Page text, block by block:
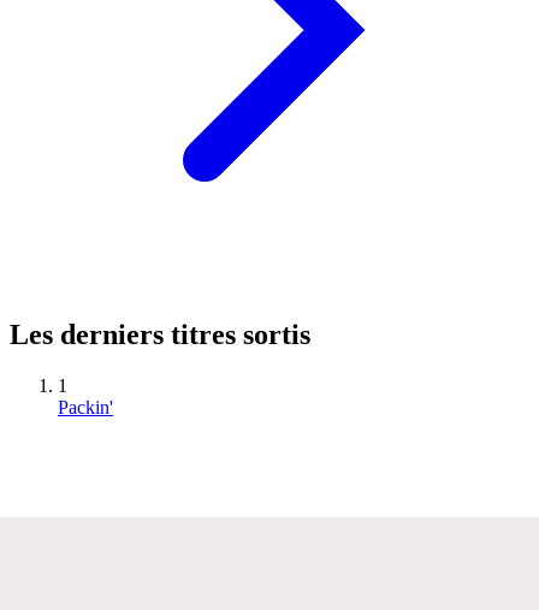
Les derniers titres sortis
1
Packin'